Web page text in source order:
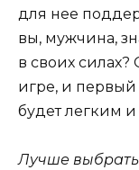
для нее
вы, мужчина,
в своих силах?
игре, и
будет легким
Лучше